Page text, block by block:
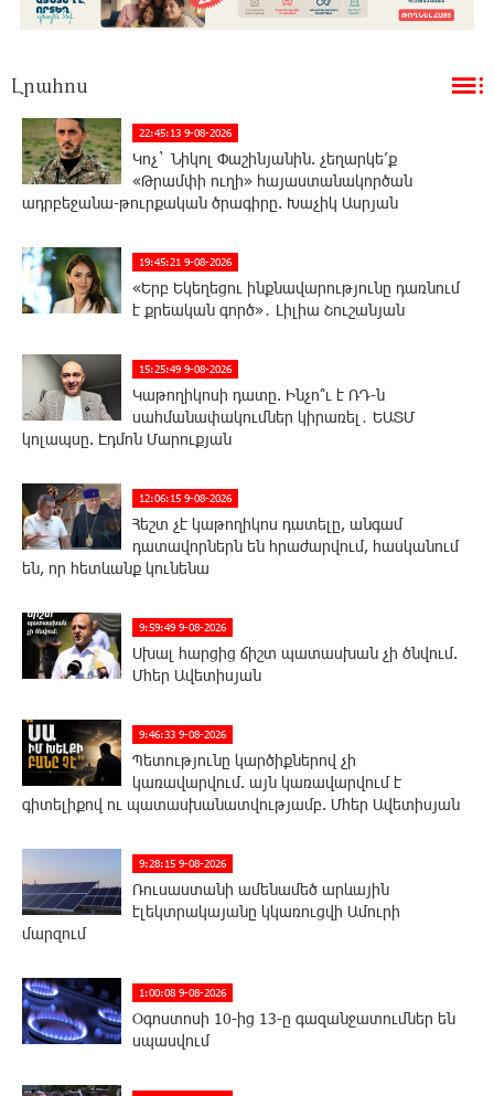
Լրահոս
22:45:13 9-08-2026
Կոչ` Նիկոլ Փաշինյանին. չեղարկե՛ք
«Թրամփի ուղի» հայաստանակործան
ադրբեջանա-թուրքական ծրագիրը. Խաչիկ Ասրյան
19:45:21 9-08-2026
«Երբ Եկեղեցու ինքնավարությունը դառնում
է քրեական գործ»․ Լիլիա Շուշանյան
15:25:49 9-08-2026
Կաթողիկոսի դատը. Ինչո՞ւ է ՌԴ-ն
սահմանափակումներ կիրառել․ ԵԱՏՄ
կոլապսը. Էդմոն Մարուքյան
12:06:15 9-08-2026
Հեշտ չէ կաթողիկոս դատելը, անգամ
դատավորներն են հրաժարվում, հասկանում
են, որ հետևանք կունենա
9:59:49 9-08-2026
Սխալ հարցից ճիշտ պատասխան չի ծնվում.
Մհեր Ավետիսյան
9:46:33 9-08-2026
Պետությունը կարծիքներով չի
կառավարվում. այն կառավարվում է
գիտելիքով ու պատասխանատվությամբ. Մհեր Ավետիսյան
9:28:15 9-08-2026
Ռուսաստանի ամենամեծ արևային
էլեկտրակայանը կկառուցվի Ամուրի
մարզում
1:00:08 9-08-2026
Օգոստոսի 10-ից 13-ը գազանջատումներ են
սպասվում